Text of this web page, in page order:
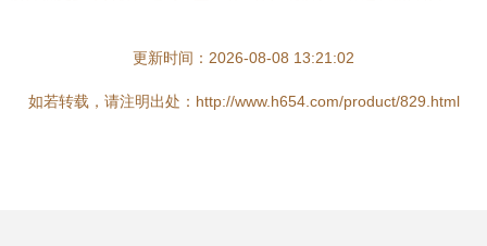
更新时间：2026-08-08 13:21:02
如若转载，请注明出处：http://www.h654.com/product/829.html